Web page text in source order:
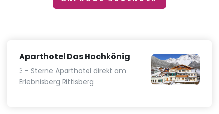
Aparthotel Das Hochkönig
3 - Sterne Aparthotel direkt am
Erlebnisberg Rittisberg